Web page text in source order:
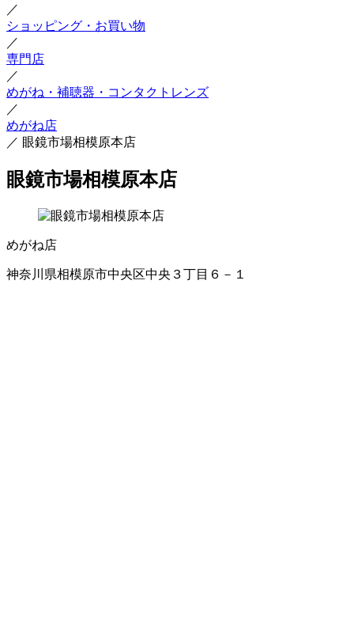
／
ショッピング・お買い物
／
専門店
／
めがね・補聴器・コンタクトレンズ
／
めがね店
／ 眼鏡市場相模原本店
眼鏡市場相模原本店
めがね店
神奈川県相模原市中央区中央３丁目６－１